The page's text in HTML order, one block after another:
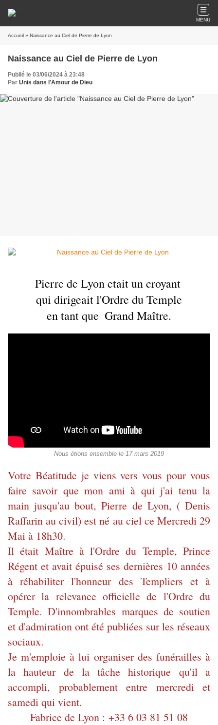
MENU
Accueil » Naissance au Ciel de Pierre de Lyon
Naissance au Ciel de Pierre de Lyon
Publié le 03/06/2024 à 23:48
Par Unis dans l'Amour de Dieu
Pierre de Lyon etait un croyant
qui dirigeait l'Ordre du Temple
en tant que Grand Maître.
Nous étions ensemble le 17 mars 2019
Votre Béatitude je viens vers vous pour vous
faire savoir que mon ami à qui j'ai tenu la
main jusqu'au bout, Pierre de Lyon, ( Denis
Raffarin au civil) est né au ciel ce Mercredi 29
Mai à 18h30.
Il était Maître à l'Ordre du Temple, Prince
Régent et avait épuisé ses dernières 10 années
à réhabiliter l'honneur des Templiers et à
opérer la relevance officielle de l'Ordre du
Temple. D'innombrables marques de soutien
et d'admiration ont été publiées sur les réseaux
sociaux.
Je m'emploie à lui organiser des funérailles à
la hauteur de la tâche historique qu'il a
accompli, probablement entre mercredi et
samedi qui vient.
Fabrice de Lyon : +33 6 03 81 51 08